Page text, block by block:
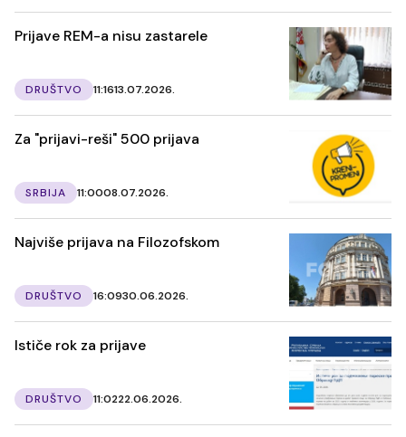
Prijave REM-a nisu zastarele
DRUŠTVO 11:1613.07.2026.
Za "prijavi-reši" 500 prijava
SRBIJA 11:0008.07.2026.
Najviše prijava na Filozofskom
DRUŠTVO 16:0930.06.2026.
Ističe rok za prijave
DRUŠTVO 11:0222.06.2026.